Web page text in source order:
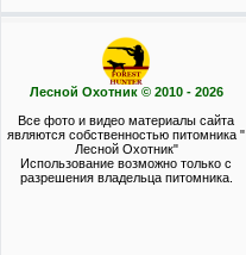
Лесной Охотник © 2010 - 2026
Все фото и видео материалы сайта
являются собственностью питомника "
Лесной Охотник"
Использование возможно только с
разрешения владельца питомника.